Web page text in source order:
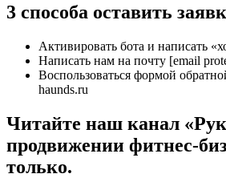
3 способа оставить
Активировать бота и написать
Написать нам на почту [email
Воспользоваться формой
haunds.ru
Читайте наш канал
продвижении фитнес-
только.